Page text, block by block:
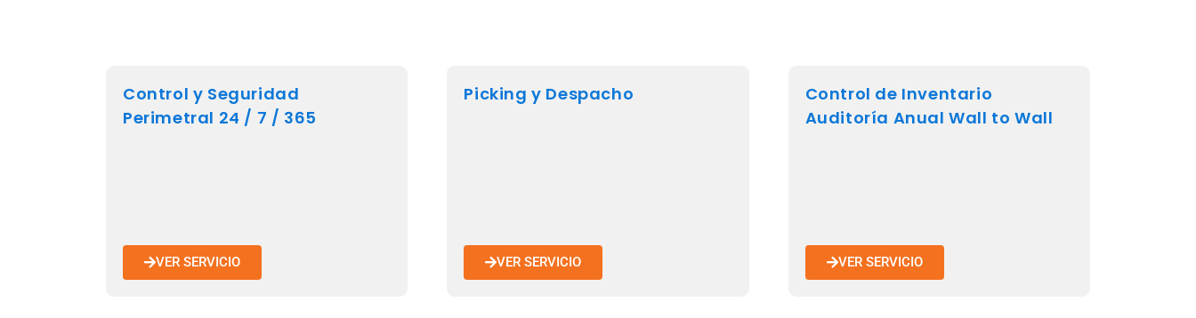
Control y Seguridad
Perimetral 24 / 7 / 365
VER SERVICIO
Picking y Despacho
VER SERVICIO
Control de Inventario
Auditoría Anual Wall to Wall
VER SERVICIO